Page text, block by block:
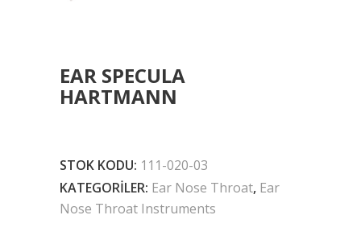
EAR SPECULA
HARTMANN
STOK KODU: 111-020-03
KATEGORILER: Ear Nose Throat, Ear
Nose Throat Instruments